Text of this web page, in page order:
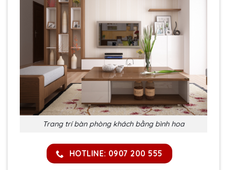
Trang trí bàn phòng khách bằng bình hoa
HOTLINE: 0907 200 555